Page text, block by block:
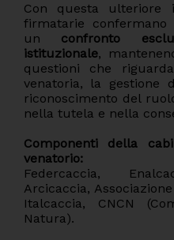
Con questa ulteriore
firmatarie
un confronto
istituzionale,
questioni che
venatoria, la gestione
riconoscimento del
nella tutela e nella
Componenti della
venatorio:
Federcaccia,
Arcicaccia,
Italcaccia, CNCN
Natura).